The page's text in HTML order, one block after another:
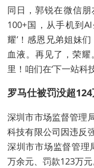
同日，郭锐在微信
100+国，从手机到
耀’！感恩兄弟姐妹
血液。再见了，荣
里！咱们在‘下一站科
罗马仕被罚没超
深圳市市场监督管理
科技有限公司因违反
深圳市市场监督管理
万余元、罚款123万元